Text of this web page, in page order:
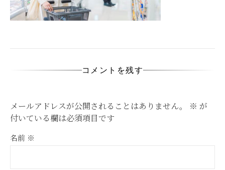
コメントを残す
メールアドレスが公開されることはありません。 ※ が
付いている欄は必須項目です
名前 ※